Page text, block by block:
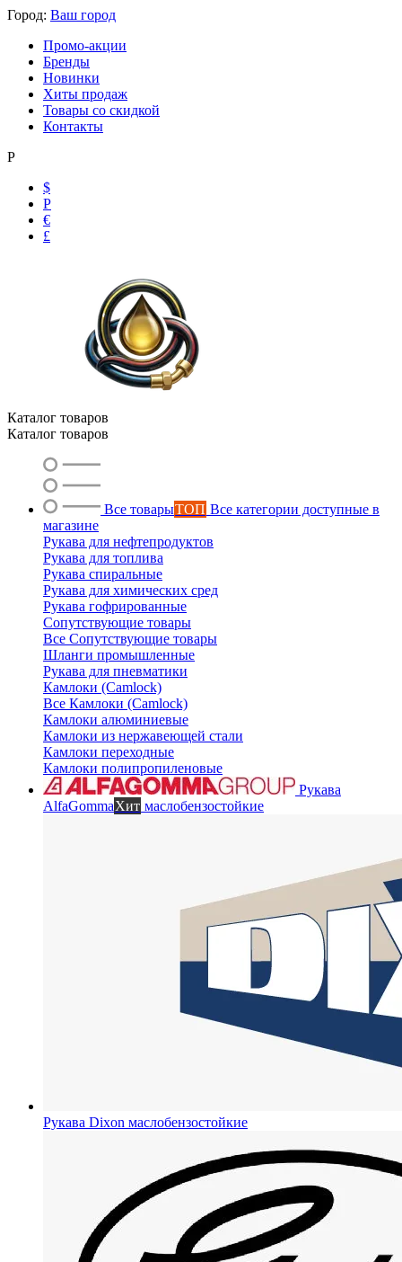
Город: Ваш город
Промо-акции
Бренды
Новинки
Хиты продаж
Товары со скидкой
Контакты
Р
$
Р
€
£
Каталог товаров
Каталог товаров
Все товарыТОП Все категории доступные в
магазине
Рукава для нефтепродуктов
Рукава для топлива
Рукава спиральные
Рукава для химических сред
Рукава гофрированные
Сопутствующие товары
Все Сопутствующие товары
Шланги промышленные
Рукава для пневматики
Камлоки (Camlock)
Все Камлоки (Camlock)
Камлоки алюминиевые
Камлоки из нержавеющей стали
Камлоки переходные
Камлоки полипропиленовые
Рукава
AlfaGommaХит маслобензостойкие
Рукава Dixon маслобензостойкие
Ольга
Маслобензостойкие рукава